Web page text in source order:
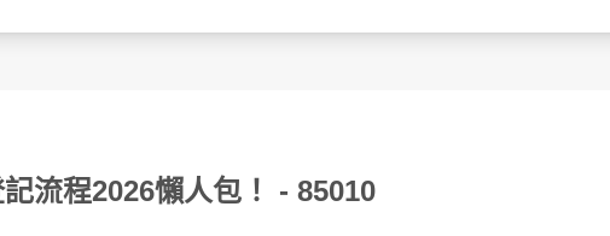
流程2026懶人包！ - 85010